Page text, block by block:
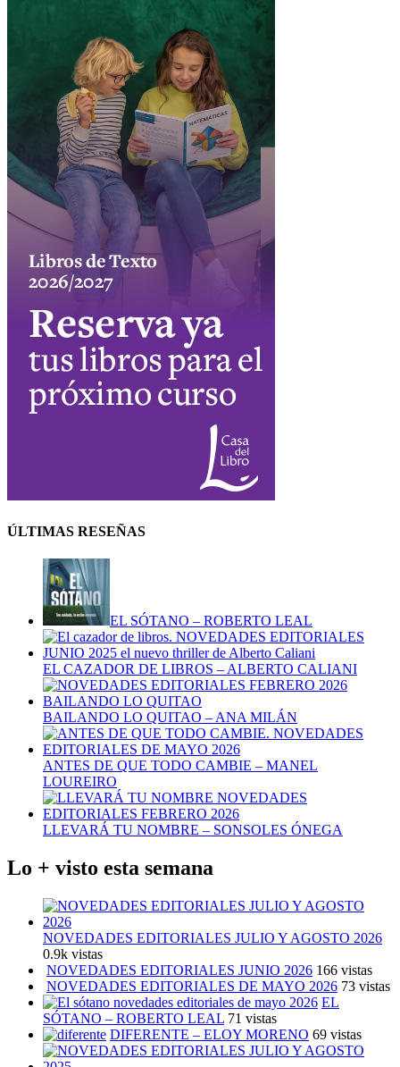
ÚLTIMAS RESEÑAS
EL SÓTANO – ROBERTO LEAL
EL CAZADOR DE LIBROS – ALBERTO CALIANI
BAILANDO LO QUITAO – ANA MILÁN
ANTES DE QUE TODO CAMBIE – MANEL
LOUREIRO
LLEVARÁ TU NOMBRE – SONSOLES ÓNEGA
Lo + visto esta semana
NOVEDADES EDITORIALES JULIO Y AGOSTO 2026
0.9k vistas
NOVEDADES EDITORIALES JUNIO 2026 166 vistas
NOVEDADES EDITORIALES DE MAYO 2026 73 vistas
EL
SÓTANO – ROBERTO LEAL 71 vistas
DIFERENTE – ELOY MORENO 69 vistas